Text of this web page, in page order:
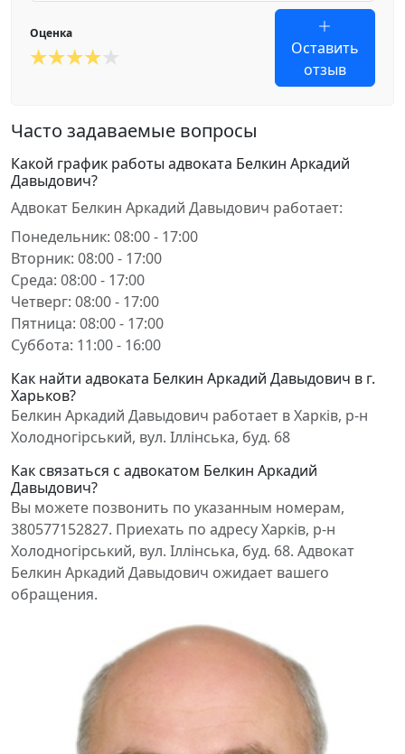
Оценка
Оставить
отзыв
Часто задаваемые вопросы
Какой график работы адвоката Белкин Аркадий
Давыдович?
Адвокат Белкин Аркадий Давыдович работает:
Понедельник: 08:00 - 17:00
Вторник: 08:00 - 17:00
Среда: 08:00 - 17:00
Четверг: 08:00 - 17:00
Пятница: 08:00 - 17:00
Суббота: 11:00 - 16:00
Как найти адвоката Белкин Аркадий Давыдович в г.
Харьков?
Белкин Аркадий Давыдович работает в Харків, р-н
Холодногірський, вул. Іллінська, буд. 68
Как связаться с адвокатом Белкин Аркадий
Давыдович?
Вы можете позвонить по указанным номерам,
380577152827. Приехать по адресу Харків, р-н
Холодногірський, вул. Іллінська, буд. 68. Адвокат
Белкин Аркадий Давыдович ожидает вашего
обращения.